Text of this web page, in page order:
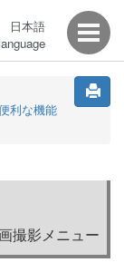
日本語
利な機能
撮影メニュー